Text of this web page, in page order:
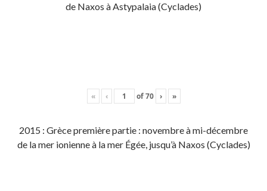
de Naxos à Astypalaia (Cyclades)
« ‹ of70 › »
2015 : Grèce première partie : novembre à mi-décembre
de la mer ionienne à la mer Égée, jusqu’à Naxos (Cyclades)